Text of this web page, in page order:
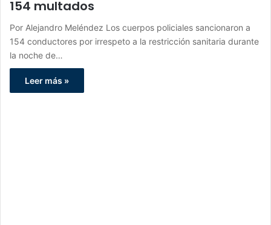
154 multados
Por Alejandro Meléndez Los cuerpos policiales sancionaron a
154 conductores por irrespeto a la restricción sanitaria durante
la noche de…
Leer más »